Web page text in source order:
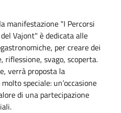
manifestazione "I Percorsi
Vajont" è dedicata alle
per creare dei
riflessione, svago, scoperta.
verrà proposta la
speciale: un’occasione
di una partecipazione